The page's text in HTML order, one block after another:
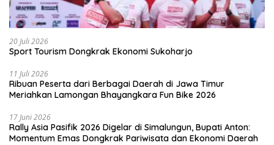
20 Juli 2026
Sport Tourism Dongkrak Ekonomi Sukoharjo
11 Juli 2026
Ribuan Peserta dari Berbagai Daerah di Jawa Timur
Meriahkan Lamongan Bhayangkara Fun Bike 2026
17 Juni 2026
Rally Asia Pasifik 2026 Digelar di Simalungun, Bupati Anton:
Momentum Emas Dongkrak Pariwisata dan Ekonomi Daerah